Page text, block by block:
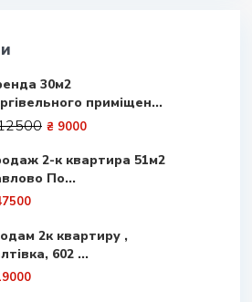
30м2
приміщен...
₴ 9000
2-к квартира 51м2
По...
2к квартиру ,
602 ...